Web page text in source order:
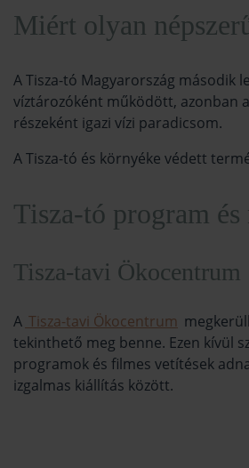
Miért olyan
A Tisza-tó Magyarország második
víztározóként működött, azonban
részeként igazi vízi paradicsom.
A Tisza-tó és környéke védett
Tisza-tó program és
Tisza-tavi Ökocentrum
A Tisza-tavi Ökocentrum
tekinthető meg benne. Ezen kívül
programok és filmes vetítések
izgalmas kiállítás között.